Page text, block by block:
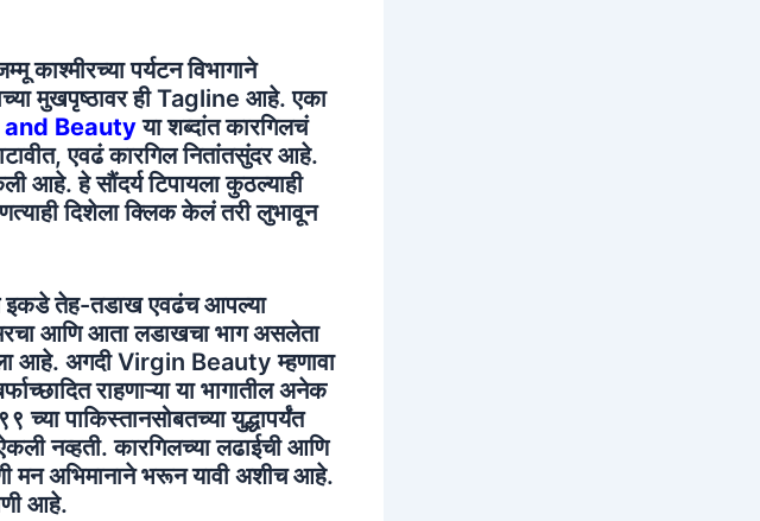
काश्मीरच्या पर्यटन विभागाने
मुखपृष्ठावर ही Tagline आहे. एका
Beautyया शब्दांत कारगिलचं
एवढं कारगिल नितांतसुंदर आहे.
आहे. हे सौंदर्य टिपायला कुठल्याही
दिशेला क्लिक केलं तरी लुभावून
इकडे तेह-तडाख एवढंच आपल्या
आणि आता लडाखचा भाग असलेता
आहे. अगदी Virgin Beauty म्हणावा
राहणाऱ्या या भागातील अनेक
पाकिस्तानसोबतच्या युद्धापर्यंत
नव्हती. कारगिलच्या लढाईची आणि
मन अभिमानाने भरून यावी अशीच आहे.
आहे.